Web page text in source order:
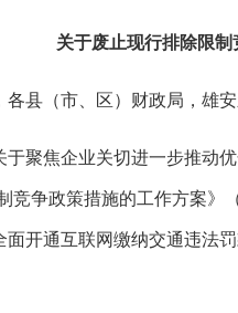
关于废止现行排除限
县（市、区）财政局，雄
焦企业关切进一步推动
竞争政策措施的工作方案
开通互联网缴纳交通违法